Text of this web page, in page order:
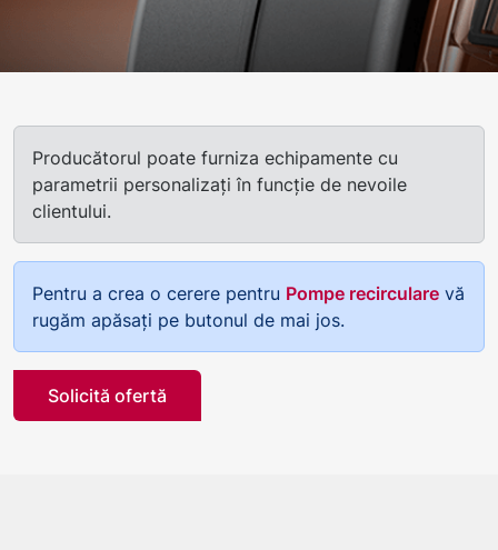
Producătorul poate furniza echipamente cu
parametrii personalizați în funcție de nevoile
clientului.
Pentru a crea o cerere pentru Pompe recirculare vă
rugăm apăsați pe butonul de mai jos.
Solicită ofertă